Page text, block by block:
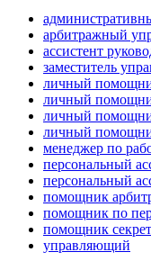
арбитражный
ассистент
заместитель
личный
личный
личный
личный
менеджер по
персональный
персональный
помощник
помощник по
помощник
управляющий